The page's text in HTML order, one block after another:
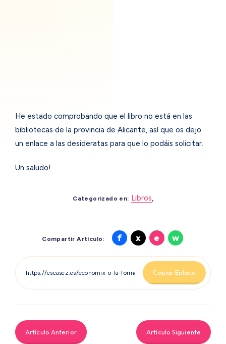
He estado comprobando que el libro no está en las
bibliotecas de la provincia de Alicante, así que os dejo
un enlace a las desideratas para que lo podáis solicitar.
Un saludo!
Categorizado en: Libros,
Compartir Artículo: fCompartir
Facebook
xCompartir
X
e Compartir
Email
wCompartir
Whatsapp
Copiar Enlace
Artículo Anterior Artículo Siguiente